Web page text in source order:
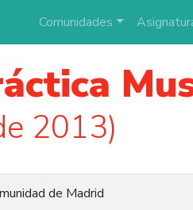
Comunidades
2013)
de Madrid